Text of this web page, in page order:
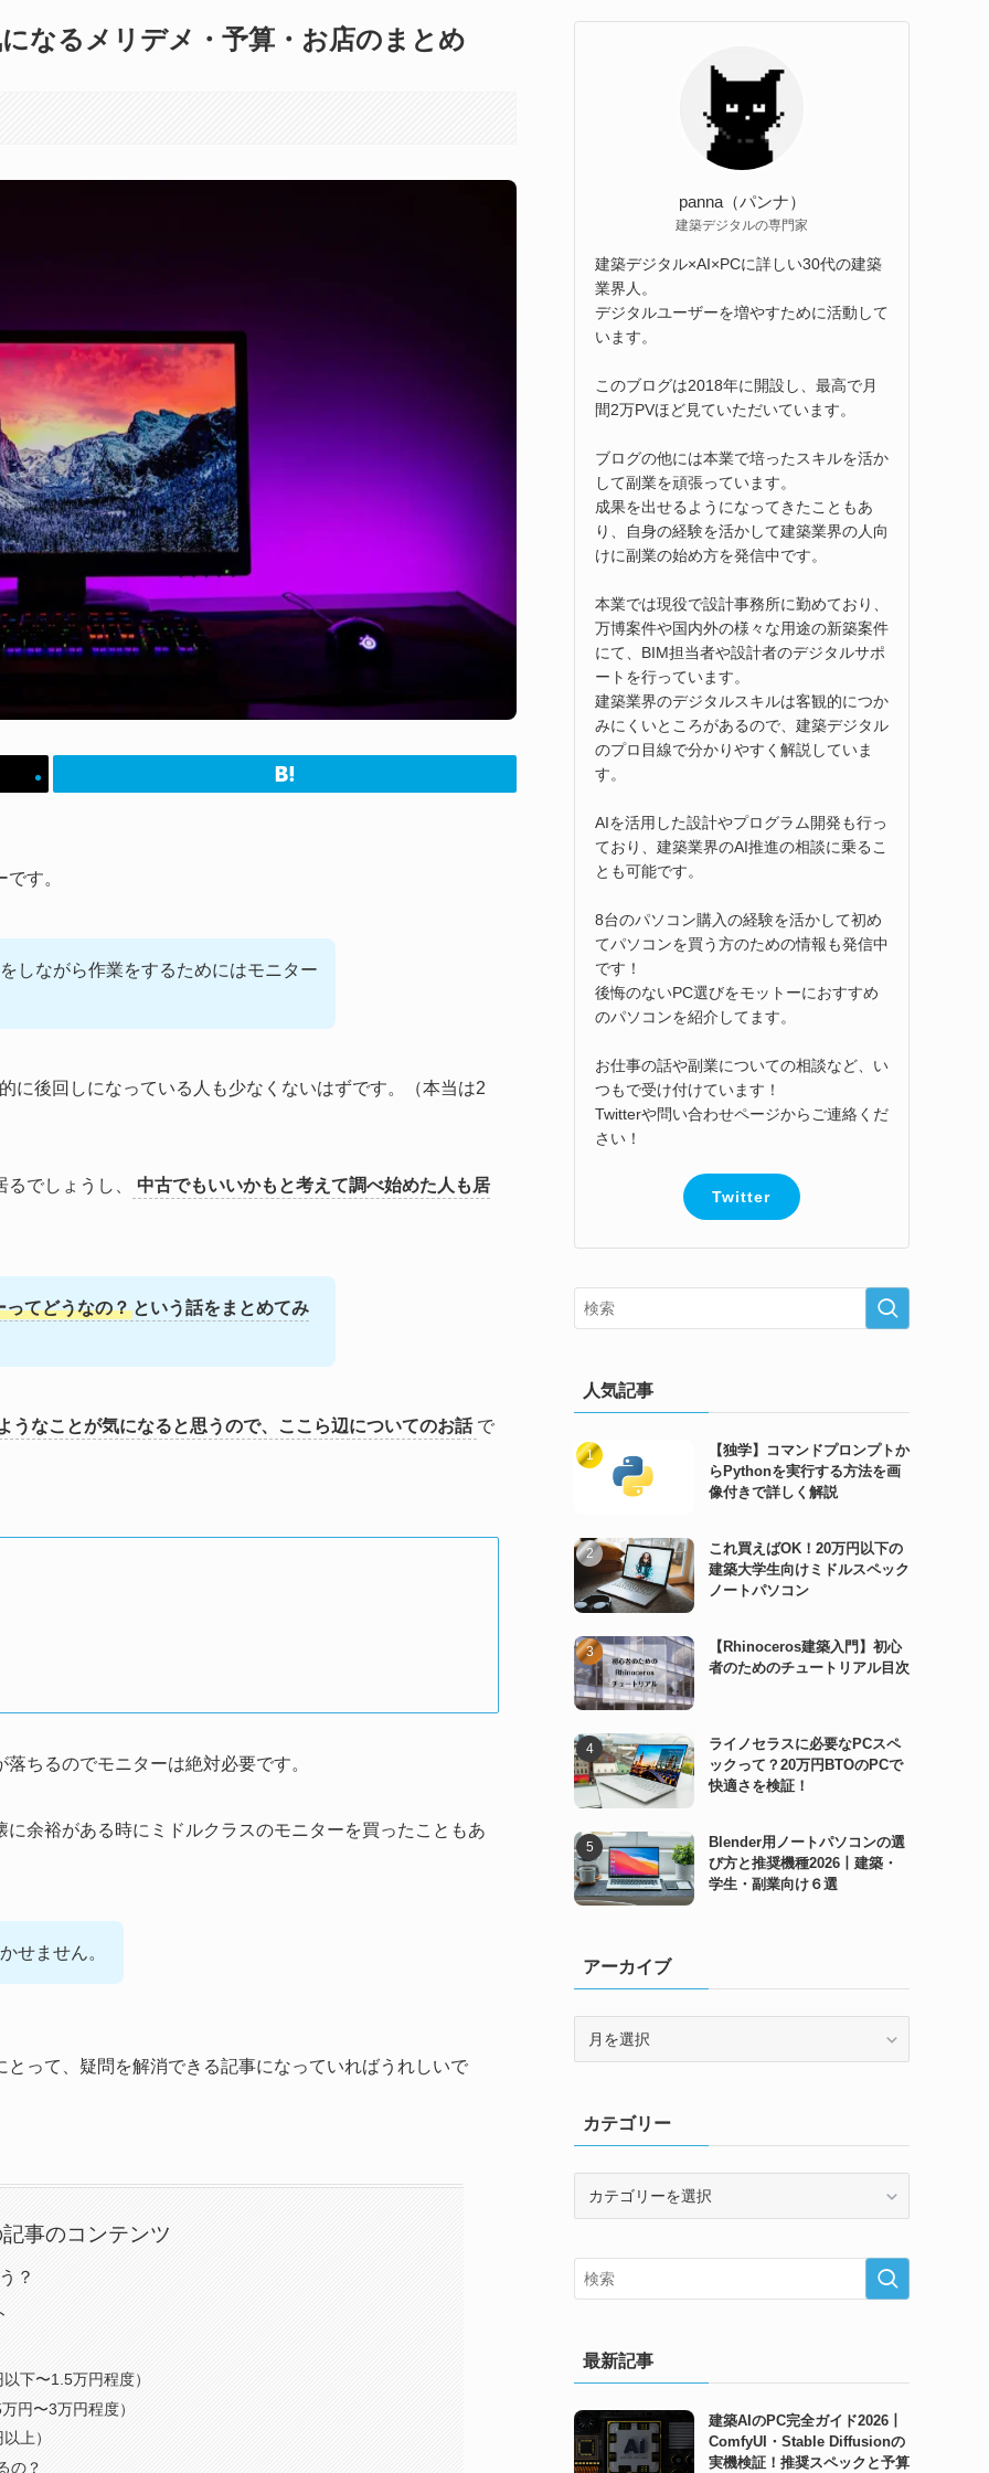
なるメリデメ・予算・お店のまとめ
す。
しながら作業をするためにはモニター
に後回しになっている人も少なくないはずです。（本当は2
でしょうし、 中古でもいいかもと考えて調べ始めた人も居
ってどうなの？ という話をまとめてみ
うなことが気になると思うので、ここら辺についてのお話 で
ちるのでモニターは絶対必要です。
余裕がある時にミドルクラスのモニターを買ったこともあ
せません。
って、疑問を解消できる記事になっていればうれしいで
事のコンテンツ
？
下〜1.5万円程度）
円〜3万円程度）
上）
の？
panna（パンナ）
建築デジタルの専門家
建築デジタル×AI×PCに詳しい30代の建築
業界人。
デジタルユーザーを増やすために活動して
います。
このブログは2018年に開設し、最高で月
間2万PVほど見ていただいています。
ブログの他には本業で培ったスキルを活か
して副業を頑張っています。
成果を出せるようになってきたこともあ
り、自身の経験を活かして建築業界の人向
けに副業の始め方を発信中です。
本業では現役で設計事務所に勤めており、
万博案件や国内外の様々な用途の新築案件
にて、BIM担当者や設計者のデジタルサポ
ートを行っています。
建築業界のデジタルスキルは客観的につか
みにくいところがあるので、建築デジタル
のプロ目線で分かりやすく解説していま
す。
AIを活用した設計やプログラム開発も行っ
ており、建築業界のAI推進の相談に乗るこ
とも可能です。
8台のパソコン購入の経験を活かして初め
てパソコンを買う方のための情報も発信中
です！
後悔のないPC選びをモットーにおすすめ
のパソコンを紹介してます。
お仕事の話や副業についての相談など、い
つもで受け付けています！
Twitterや問い合わせページからご連絡くだ
さい！
Twitter
人気記事
【独学】コマンドプロンプトか
らPythonを実行する方法を画
像付きで詳しく解説
これ買えばOK！20万円以下の
建築大学生向けミドルスペック
ノートパソコン
【Rhinoceros建築入門】初心
者のためのチュートリアル目次
ライノセラスに必要なPCスペ
ックって？20万円BTOのPCで
快適さを検証！
Blender用ノートパソコンの選
び方と推奨機種2026丨建築・
学生・副業向け６選
アーカイブ
ブカテゴリー
リ
ー
最新記事
建築AIのPC完全ガイド2026丨
ComfyUI・Stable Diffusionの
実機検証！推奨スペックと予算